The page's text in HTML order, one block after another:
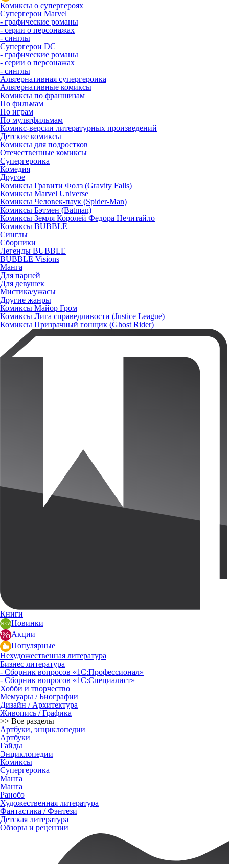
Комиксы о супергероях
Супергерои Marvel
- графические романы
- серии о персонажах
- синглы
Супергерои DC
- графические романы
- серии о персонажах
- синглы
Альтернативная супергероика
Альтернативные комиксы
Комиксы по франшизам
По фильмам
По играм
По мультфильмам
Комикс-версии литературных произведений
Детские комиксы
Комиксы для подростков
Отечественные комиксы
Супергероика
Комедия
Другое
Комиксы Гравити Фолз (Gravity Falls)
Комиксы Marvel Universe
Комиксы Человек-паук (Spider-Man)
Комиксы Бэтмен (Batman)
Комиксы Земля Королей Федора Нечитайло
Комиксы BUBBLE
Синглы
Сборники
Легенды BUBBLE
BUBBLE Visions
Манга
Для парней
Для девушек
Мистика/ужасы
Другие жанры
Комиксы Майор Гром
Комиксы Лига справедливости (Justice League)
Комиксы Призрачный гонщик (Ghost Rider)
Книги
Новинки
Акции
Популярные
Нехудожественная литература
Бизнес литература
- Сборник вопросов «1С:Профессионал»
- Сборник вопросов «1С:Специалист»
Хобби и творчество
Мемуары / Биографии
Дизайн / Архитектура
Живопись / Графика
>> Все разделы
Артбуки, энциклопедии
Артбуки
Гайды
Энциклопедии
Комиксы
Супергероика
Манга
Манга
Ранобэ
Художественная литература
Фантастика / Фэнтези
Детская литература
Обзоры и рецензии